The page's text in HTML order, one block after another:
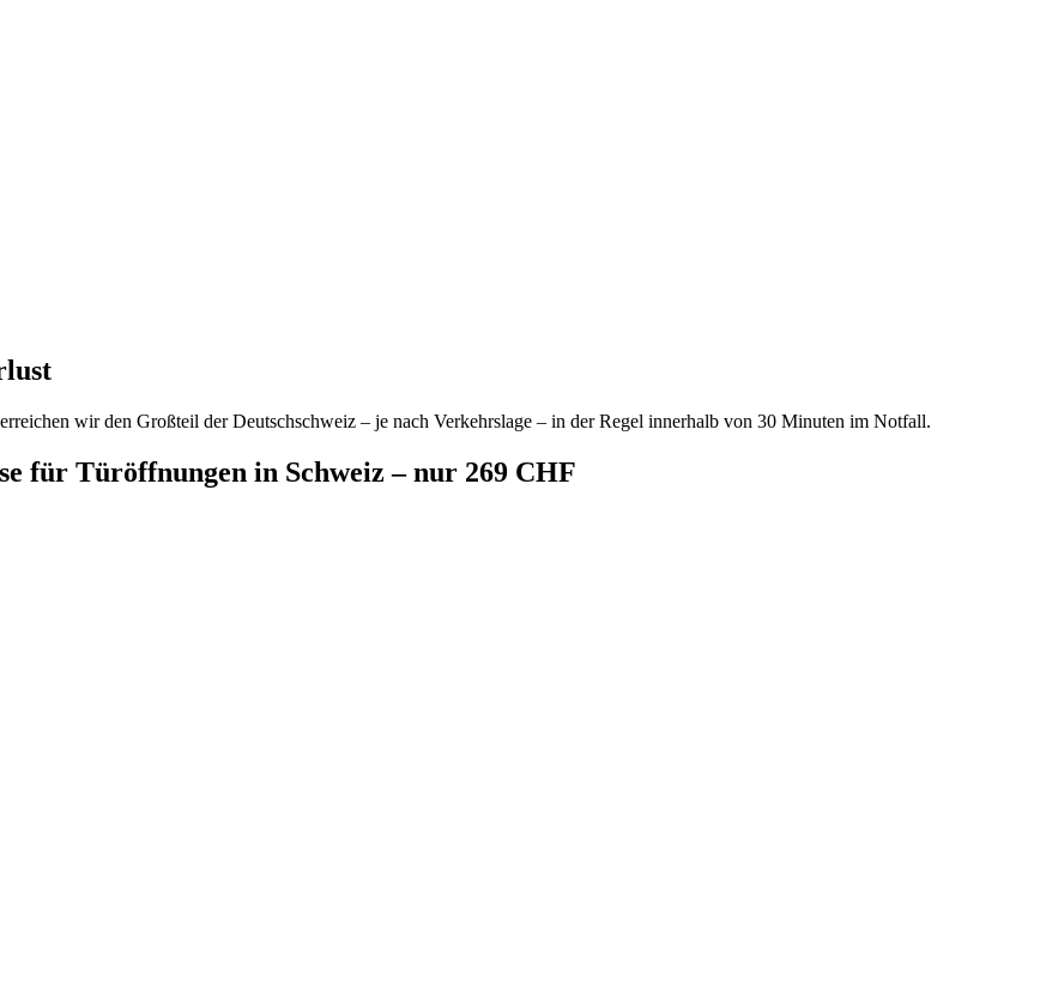
wir den Großteil der Deutschschweiz – je nach Verkehrslage – in der Regel innerhalb von 30 Minuten im Notfall.
für Türöffnungen in Schweiz – nur 269 CHF